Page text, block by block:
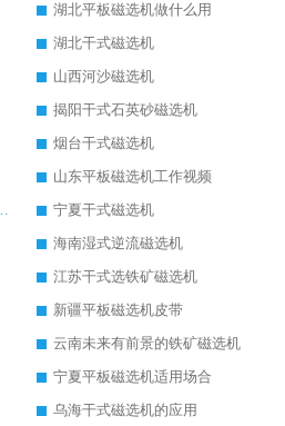
湖北平板磁选机做什么用
湖北干式磁选机
山西河沙磁选机
揭阳干式石英砂磁选机
烟台干式磁选机
山东平板磁选机工作视频
除铁效果怎么样
宁夏干式磁选机
海南湿式逆流磁选机
江苏干式选铁矿磁选机
新疆平板磁选机皮带
云南未来有前景的铁矿磁选机
宁夏平板磁选机适用场合
乌海干式磁选机的应用